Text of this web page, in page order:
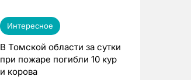
Интересное
В Томской области за сутки
при пожаре погибли 10 кур
и корова